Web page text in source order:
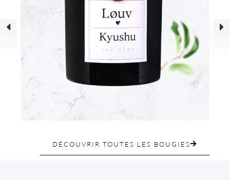
30.00€
DÉCOUVRIR TOUTES LES BOUGIES